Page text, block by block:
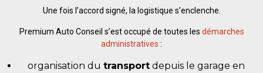
Une fois l’accord signé, la logistique s’enclenche.
Premium Auto Conseil s’est occupé de toutes les démarches
administratives :
organisation du transportdepuis le garage en